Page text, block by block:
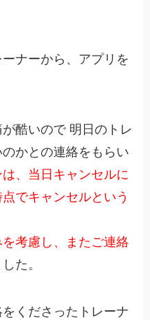
ナーから、アプリを
酷いので 明日のトレ
かとの連絡をもらい
、当日キャンセルに
でキャンセルという
考慮し、またご連絡
た。
くださったトレーナ